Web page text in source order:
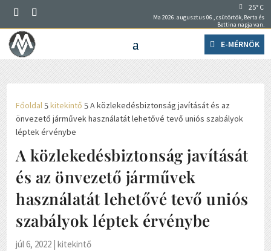
25° C
Ma 2026. augusztus 06., csütörtök, Berta és
Bettina napja van.
E-MÉRNÖK
Főoldal 5 kitekintő 5 A közlekedésbiztonság javítását és az
önvezető járművek használatát lehetővé tevő uniós szabályok
léptek érvénybe
A közlekedésbiztonság javítását
és az önvezető járművek
használatát lehetővé tevő uniós
szabályok léptek érvénybe
júl 6, 2022 |kitekintő